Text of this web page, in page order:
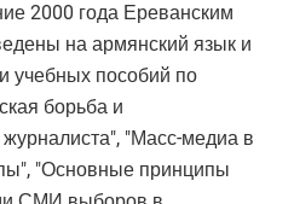
2000 года Ереванским
на армянский язык и
учебных пособий по
борьба и
"Масс-медиа в
"Основные принципы